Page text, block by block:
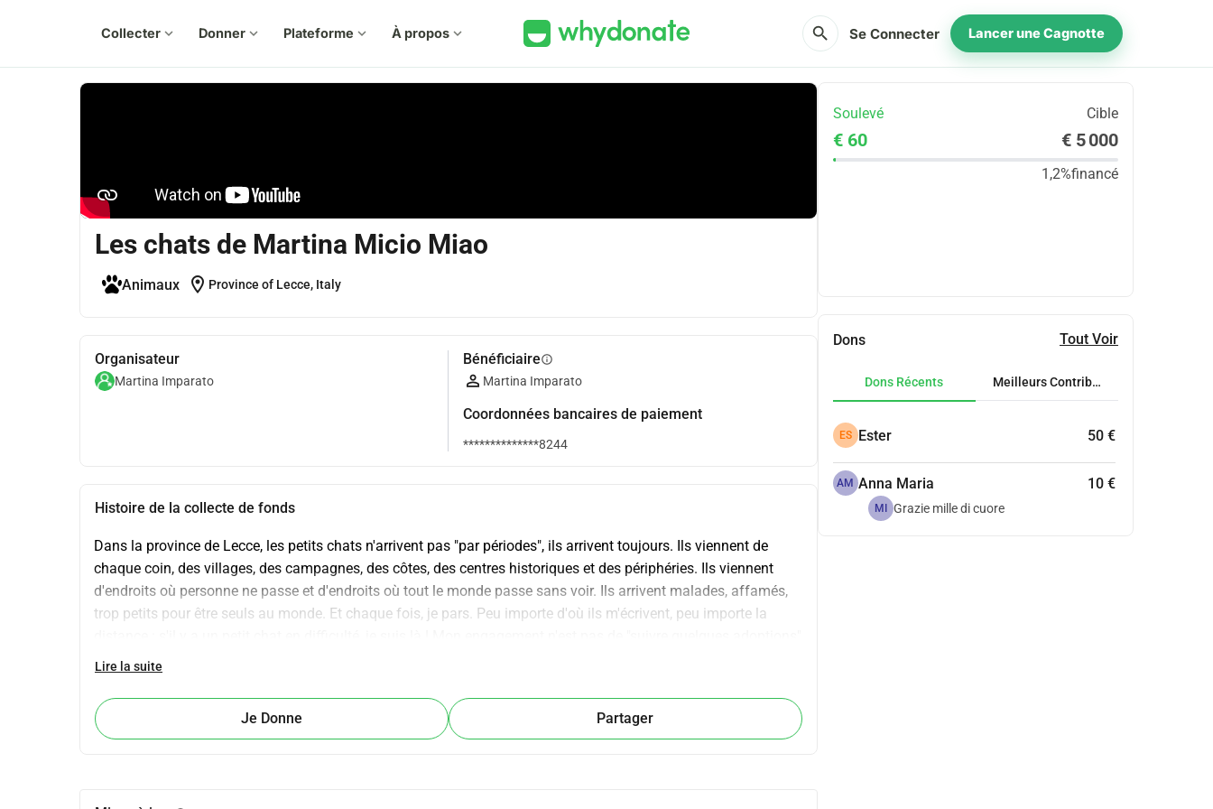
Collecter expand_more Donner expand_more Plateforme expand_more À propos expand_more search Se Connecter Lancer une Cagnotte
Les chats de Martina Micio Miao
Animaux location_on Province of Lecce, Italy
Organisateur
Martina Imparato
Bénéficiaireinfo
Martina Imparato
Coordonnées bancaires de paiement
**************8244
Histoire de la collecte de fonds
Dans la province de Lecce, les petits chats n'arrivent pas "par périodes", ils arrivent toujours. Ils viennent de
chaque coin, des villages, des campagnes, des côtes, des centres historiques et des périphéries. Ils viennent
d'endroits où personne ne passe et d'endroits où tout le monde passe sans voir. Ils arrivent malades, affamés,
trop petits pour être seuls au monde. Et chaque fois, je pars. Peu importe d'où ils m'écrivent, peu importe la
: c'est de maintenir un réseau entier qui embrasse toute la province. C'est de coordonner des familles d'accueil,
C'est de répondre à des signalements alors que je gère déjà une hospitalisation. C'est de parcourir des
kilomètres, de changer de plans, de courir contre la montre. C'est de faire face à des coûts qui ne s'arrêtent
Lire la suite
Je Donne Partager
Soulevé Cible
€ 60 € 5 000
1,2%financé
Dons Tout Voir
Dons Récents Meilleurs Contributeurs
ES Ester 50 €
AM Anna Maria 10 €
MI Grazie mille di cuore